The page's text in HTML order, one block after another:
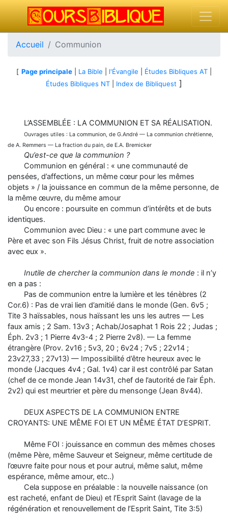
Accueil Communion
[ Page principale La Bible l'Évangile Études Bibliques AT
Études Bibliques NT
Index de Bibliquest ]
L’ASSEMBLÉE : LA COMMUNION ET SA RÉALISATION.
Ouvrages utiles : La communion, de G.André — La communion chrétienne,
de A. Remmers — La fraction du pain, de E.A. Bremicker
Qu’est-ce que la communion ?
Communion en général : « une communauté de
pensées, d’affections, un même cœur pour les mêmes
objets » / la jouissance en commun de la même personne, de
la même œuvre, du même amour
Ou encore : poursuite en commun d’intérêts et de buts
identiques.
Communion avec Dieu : « une part commune avec le
Père et avec son Fils Jésus Christ, fruit de notre association
avec eux ».
Inutile de chercher la communion dans le monde : il n’y
en a pas :
Pas de communion entre la lumière et les ténèbres (2
Cor.6) : Pas de vrai lien d’amitié dans le monde (Gen. 6v5 ;
Tite 3 haïssables, nous haïssant les uns les autres — Les
faux amis ; 2 Sam. 13v3 ; Achab/Josaphat 1 Rois 22 ; Judas ;
Éph. 2v3 ; 1 Pierre 4v3-4 ; 2 Pierre 2v8). — La femme
étrangère (Prov. 2v16 ; 5v3, 20 ; 6v24 ; 7v5 ; 22v14 ;
23v27,33 ; 27v13) — Impossibilité d’être heureux avec le
monde (Jacques 4v4 ; Gal. 1v4) car il est contrôlé par Satan
(chef de ce monde Jean 14v31, chef de l’autorité de l’air Éph.
2v2) qui est meurtrier et père du mensonge (Jean 8v44).
DEUX ASPECTS DE LA COMMUNION ENTRE
CROYANTS: UNE MÊME FOI ET UN MÊME ÉTAT D’ESPRIT.
Même FOI : jouissance en commun des mêmes choses
(même Père, même Sauveur et Seigneur, même certitude de
l’œuvre faite pour nous et pour autrui, même salut, même
espérance, même amour, etc..)
Cela suppose en préalable : la nouvelle naissance (on
est racheté, enfant de Dieu) et l’Esprit Saint (lavage de la
régénération et renouvellement de l’Esprit Saint, Tite 3:5)